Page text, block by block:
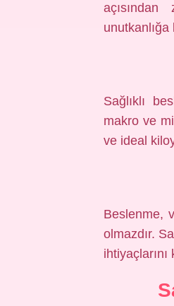
unutkanlığa
Sağlıklı
makro ve
ve ideal
Beslenme,
olmazdır.